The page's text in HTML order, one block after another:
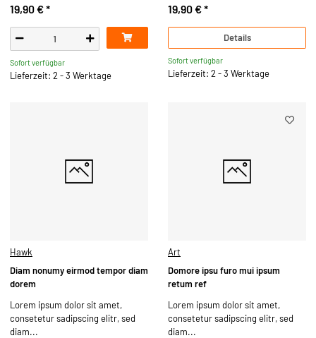
19,90 €*
Sofort verfügbar
Lieferzeit: 2 - 3 Werktage
19,90 €*
Details
Sofort verfügbar
Lieferzeit: 2 - 3 Werktage
Hawk
Diam nonumy eirmod tempor diam
dorem
Lorem ipsum dolor sit amet,
consetetur sadipscing elitr, sed
diam...
Art
Domore ipsu furo mui ipsum
retum ref
Lorem ipsum dolor sit amet,
consetetur sadipscing elitr, sed
diam...